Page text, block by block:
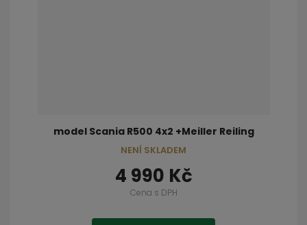
model Scania R500 4x2 +Meiller Reiling
4 990 Kč
Cena s DPH
NENÍ SKLADEM